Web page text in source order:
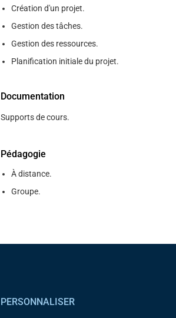
Création d'un projet.
Gestion des tâches.
Gestion des ressources.
Planification initiale du projet.
Documentation
Supports de cours.
Pédagogie
À distance.
Groupe.
PERSONNALISER